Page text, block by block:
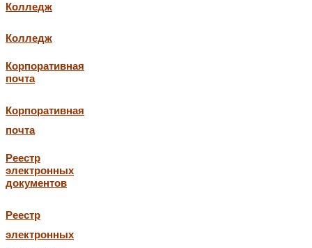
Колледж
Колледж
Корпоративная
почта
Корпоративная
почта
Реестр
электронных
документов
Реестр
электронных